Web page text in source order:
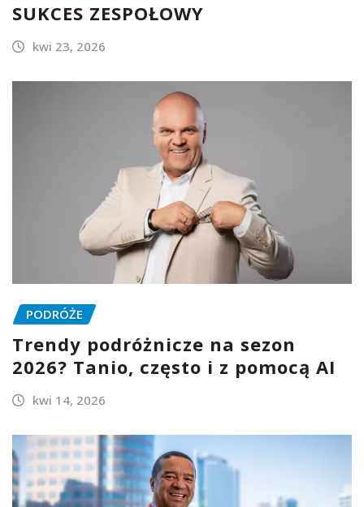
SUKCES ZESPOŁOWY
kwi 23, 2026
PODRÓŻE
Trendy podróżnicze na sezon
2026? Tanio, często i z pomocą AI
kwi 14, 2026